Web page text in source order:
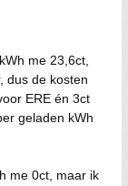
me 23,6ct,
dus de kosten
ERE én 3ct
geladen kWh
me 0ct, maar ik